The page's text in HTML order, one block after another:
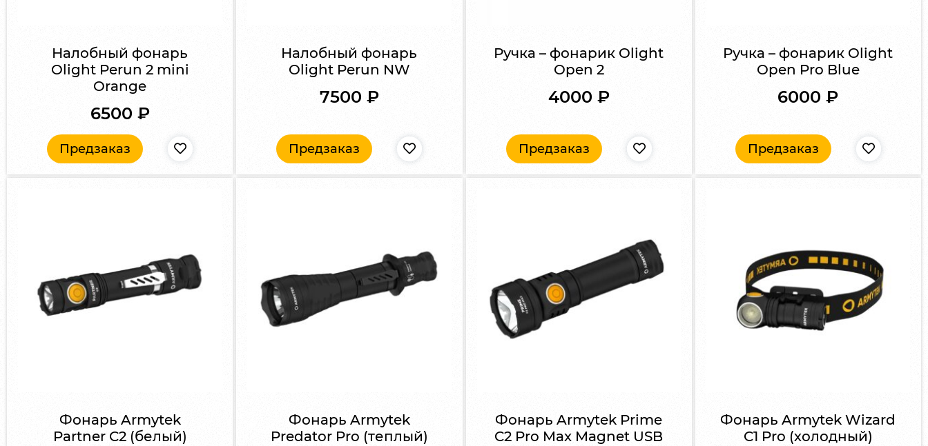
Налобный фонарь
Olight Perun 2 mini
Orange
6500 ₽
Предзаказ
Налобный фонарь
Olight Perun NW
7500 ₽
Предзаказ
Ручка – фонарик Olight
Open 2
4000 ₽
Предзаказ
Ручка – фонарик Olight
Open Pro Blue
6000₽
Предзаказ
Фонарь Armytek
Partner C2 (белый)
Фонарь Armytek
Predator Pro (теплый)
Фонарь Armytek Prime
C2 Pro Max Magnet USB
Фонарь Armytek Wizard
C1 Pro (холодный)